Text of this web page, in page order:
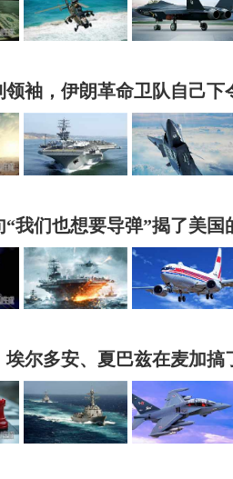
领袖，伊朗革命卫队自己下
“我们也想要导弹”揭了美国
埃尔多安、夏巴兹在麦加搞